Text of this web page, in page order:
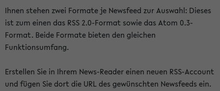
Ihnen stehen zwei Formate je Newsfeed zur Auswahl: Dieses
ist zum einen das RSS 2.0-Format sowie das Atom 0.3-
Format. Beide Formate bieten den gleichen
Funktionsumfang.
Erstellen Sie in Ihrem News-Reader einen neuen RSS-Account
und fügen Sie dort die URL des gewünschten Newsfeeds ein.